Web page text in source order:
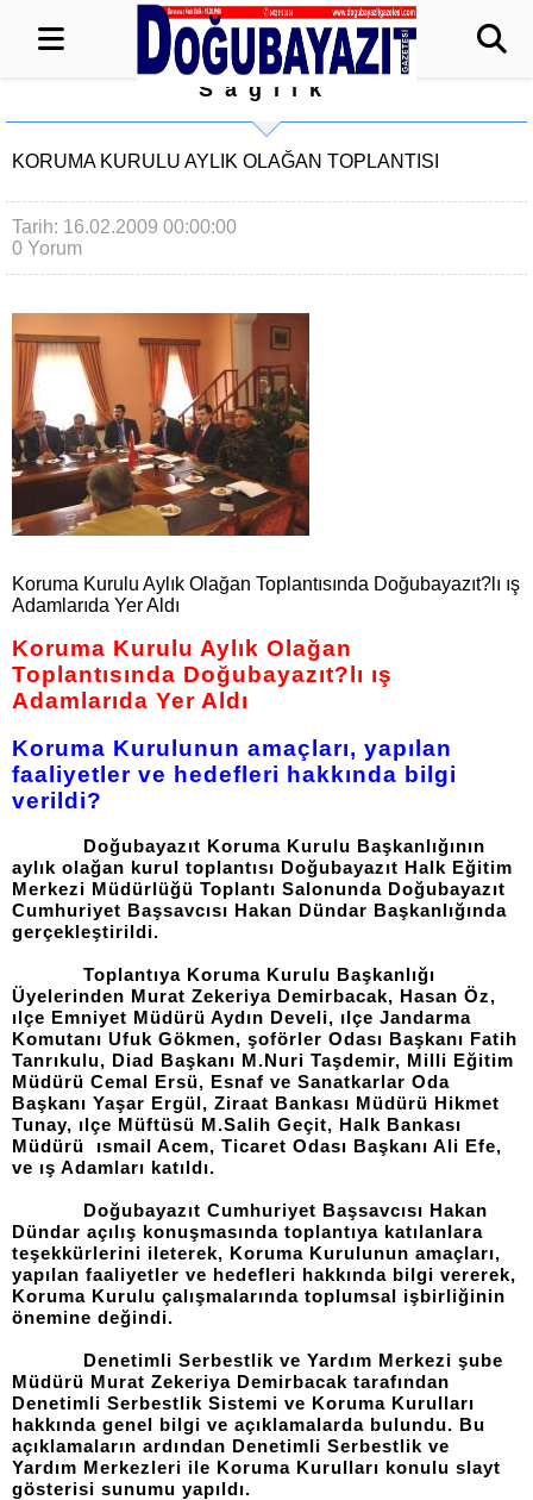
Sağlık
KORUMA KURULU AYLIK OLAĞAN TOPLANTISI
Tarih: 16.02.2009 00:00:00
0 Yorum
Koruma Kurulu Aylık Olağan Toplantısında Doğubayazıt?lı ış
Adamlarıda Yer Aldı
Koruma Kurulu Aylık Olağan
Toplantısında Doğubayazıt?lı ış
Adamlarıda Yer Aldı
Koruma Kurulunun amaçları, yapılan
faaliyetler ve hedefleri hakkında bilgi
verildi?
Doğubayazıt Koruma Kurulu Başkanlığının
aylık olağan kurul toplantısı Doğubayazıt Halk Eğitim
Merkezi Müdürlüğü Toplantı Salonunda Doğubayazıt
Cumhuriyet Başsavcısı Hakan Dündar Başkanlığında
gerçekleştirildi.
Toplantıya Koruma Kurulu Başkanlığı
Üyelerinden Murat Zekeriya Demirbacak, Hasan Öz,
ılçe Emniyet Müdürü Aydın Develi, ılçe Jandarma
Komutanı Ufuk Gökmen, şoförler Odası Başkanı Fatih
Tanrıkulu, Diad Başkanı M.Nuri Taşdemir, Milli Eğitim
Müdürü Cemal Ersü, Esnaf ve Sanatkarlar Oda
Başkanı Yaşar Ergül, Ziraat Bankası Müdürü Hikmet
Tunay, ılçe Müftüsü M.Salih Geçit, Halk Bankası
Müdürü
ısmail Acem, Ticaret Odası Başkanı Ali Efe,
ve ış Adamları katıldı.
Doğubayazıt Cumhuriyet Başsavcısı Hakan
Dündar açılış konuşmasında toplantıya katılanlara
teşekkürlerini ileterek, Koruma Kurulunun amaçları,
yapılan faaliyetler ve hedefleri hakkında bilgi vererek,
Koruma Kurulu çalışmalarında toplumsal işbirliğinin
önemine değindi.
Denetimli Serbestlik ve Yardım Merkezi şube
Müdürü Murat Zekeriya Demirbacak tarafından
Denetimli Serbestlik Sistemi ve Koruma Kurulları
hakkında genel bilgi ve açıklamalarda bulundu. Bu
açıklamaların ardından Denetimli Serbestlik ve
Yardım Merkezleri ile Koruma Kurulları konulu slayt
gösterisi sunumu yapıldı.